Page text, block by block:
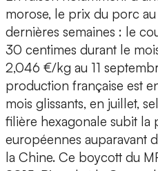
morose, le prix du porc au
dernières semaines : le
30 centimes durant le
2,046 €/kg au 11
production française est
mois glissants, en juillet,
filière hexagonale subit la
européennes auparavant
la Chine. Ce boycott du